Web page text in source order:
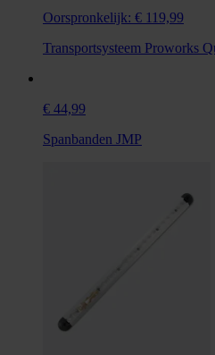
Oorspronkelijk: € 119,99
Transportsysteem Proworks
€ 44,99
Spanbanden JMP